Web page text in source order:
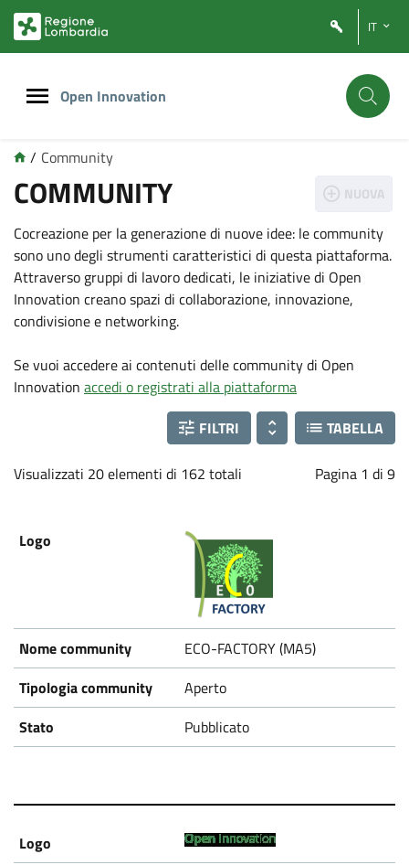
contenuto
footer
IT
Open Innovation
/ Community
COMMUNITY NUOVA
Cocreazione per la generazione di nuove idee: le community
sono uno degli strumenti caratteristici di questa piattaforma.
Attraverso gruppi di lavoro dedicati, le iniziative di Open
Innovation creano spazi di collaborazione, innovazione,
condivisione e networking.
Se vuoi accedere ai contenuti delle community di Open
Innovation accedi o registrati alla piattaforma
FILTRI
TABELLA
Visualizzati 20 elementi di 162 totali Pagina 1 di 9
ECO-FACTORY (MA5)
Aperto
Pubblicato